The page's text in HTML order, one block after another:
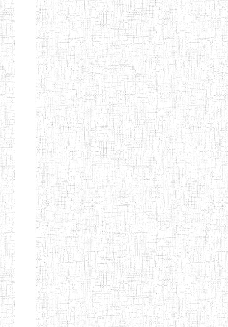
EDUCATION
TEACHERS'
TRAINING AND
EMPOWERMENT
PROGRAMME
(CISETTEP)
ALBERT
TEACHERS'
TRAINING
INSTITUTE
CAMEROUN
(A.T.T.I.C)
27/08/2015 ENIEG
NACHO
TECHNICAL
TEACHER
TRAINING
INSTITUTE
12/08/2010 ENIET
SAINT
28/12/2007 ENIEG